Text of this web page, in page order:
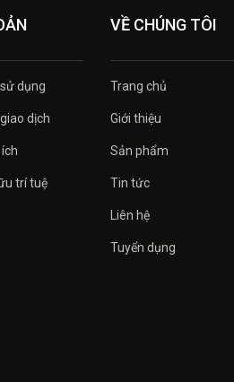
dụng
dịch
trí tuệ
VỀ CHÚNG TÔI
Trang chủ
Giới thiệu
Sản phẩm
Tin tức
Liên hệ
Tuyển dụng